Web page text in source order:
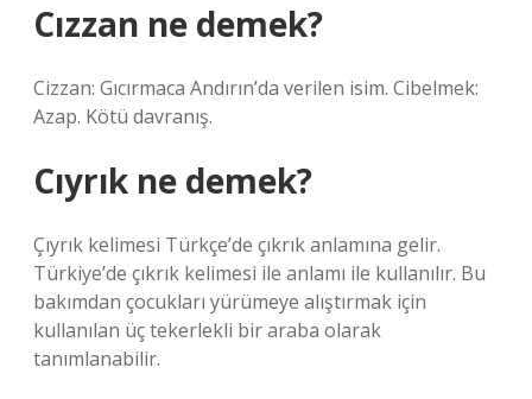
Cızzan ne demek?
Cizzan: Gıcırmaca Andırın’da verilen isim. Cibelmek:
Azap. Kötü davranış.
Cıyrık ne demek?
Çıyrık kelimesi Türkçe’de çıkrık anlamına gelir.
Türkiye’de çıkrık kelimesi ile anlamı ile kullanılır. Bu
bakımdan çocukları yürümeye alıştırmak için
kullanılan üç tekerlekli bir araba olarak
tanımlanabilir.